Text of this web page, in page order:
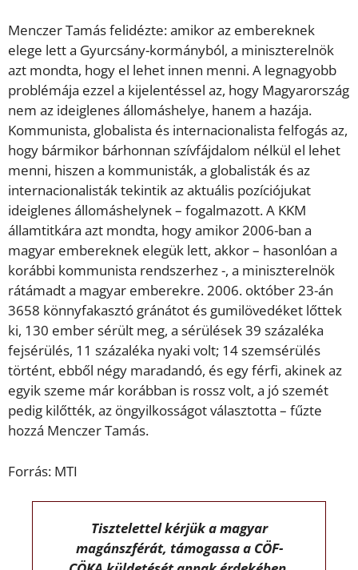
Menczer Tamás felidézte: amikor az embereknek
elege lett a Gyurcsány-kormányból, a miniszterelnök
azt mondta, hogy el lehet innen menni. A legnagyobb
problémája ezzel a kijelentéssel az, hogy Magyarország
nem az ideiglenes állomáshelye, hanem a hazája.
Kommunista, globalista és internacionalista felfogás az,
hogy bármikor bárhonnan szívfájdalom nélkül el lehet
menni, hiszen a kommunisták, a globalisták és az
internacionalisták tekintik az aktuális pozíciójukat
ideiglenes állomáshelynek – fogalmazott. A KKM
államtitkára azt mondta, hogy amikor 2006-ban a
magyar embereknek elegük lett, akkor – hasonlóan a
korábbi kommunista rendszerhez -, a miniszterelnök
rátámadt a magyar emberekre. 2006. október 23-án
3658 könnyfakasztó gránátot és gumilövedéket lőttek
ki, 130 ember sérült meg, a sérülések 39 százaléka
fejsérülés, 11 százaléka nyaki volt; 14 szemsérülés
történt, ebből négy maradandó, és egy férfi, akinek az
egyik szeme már korábban is rossz volt, a jó szemét
pedig kilőtték, az öngyilkosságot választotta – fűzte
hozzá Menczer Tamás.
Forrás: MTI
Tisztelettel kérjük a magyar
magánszférát, támogassa a CÖF-